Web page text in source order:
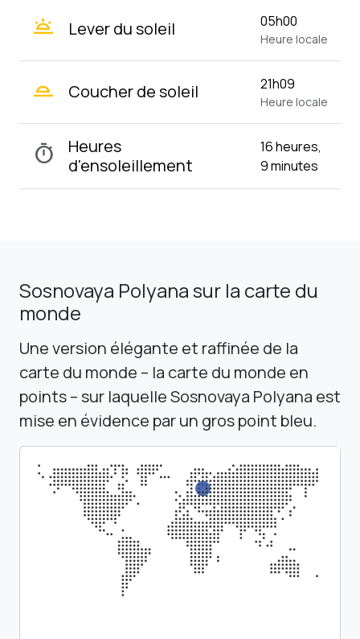
wb_twilight Lever du soleil 05h00
Heure locale
wb_twilight_2 Coucher de soleil 21h09
Heure locale
timer
Heures
d'ensoleillement
16 heures,
9 minutes
Sosnovaya Polyana sur la carte du
monde
Une version élégante et raffinée de la
carte du monde – la carte du monde en
points – sur laquelle Sosnovaya Polyana est
mise en évidence par un gros point bleu.